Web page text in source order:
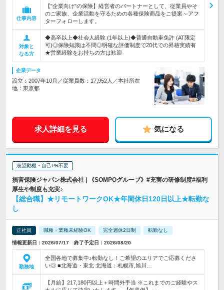
仕事内容
【"企業向け"の保険】経営者のパートナーとして、従業員やそ
のご家族、企業活動を守るための各種保険商品をご提案～アフ
ターフォローします。
対象と
なる方
◆高卒以上◆社会人経験 (1年以上)◆普通自動車免許 (AT限定
可)◎保険知識は不問◎明確な評価制度で20代での昇格実績有
★営業経験をお持ちの方は歓迎
企業データ
設立：2007年10月／従業員数：17,952人／本社所在
地：東京都
求人詳細を見る 気になる
志望動機・自己PR不要
損害保険ジャパン株式会社 | 《SOMPOグループ》#充実の研修制度#福利
厚生や制度も充実♪
【総合職】★リモートワークOK★年間休日120日以上★転勤な
し
正社員 職種・業種未経験OK 完全週休2日制 転勤なし
情報更新日：2026/07/17 終了予定日：2026/08/20
勤務地
全国各地で募集中♪転勤なし！ご希望のエリアでご応募くださ
い◎ ■北海道・東北 北海道：札幌市,旭川…
【月給】217,180円以上＋時間外手当 ※これまでのご経験やス